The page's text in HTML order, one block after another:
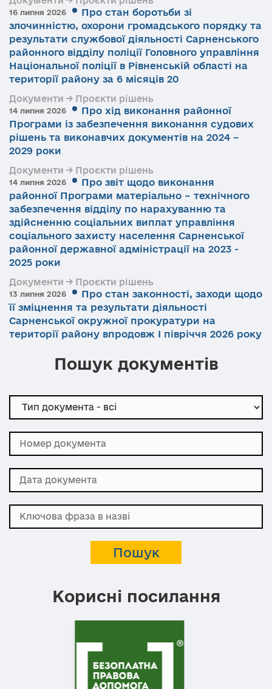
16 липня 2026
Про стан боротьби зі
злочинністю, охорони громадського порядку та
результати службової діяльності Сарненського
районного відділу поліції Головного управління
Національної поліції в Рівненській області на
території району за 6 місяців 20
Документи → Проєкти рішень
14 липня 2026
Про хід виконання районної
Програми із забезпечення виконання судових
рішень та виконавчих документів на 2024 –
2029 роки
Документи → Проєкти рішень
14 липня 2026
Про звіт щодо виконання
районної Програми матеріально – технічного
забезпечення відділу по нарахуванню та
здійсненню соціальних виплат управління
соціального захисту населення Сарненської
районної державної адміністрації на 2023 -
2025 роки
Документи → Проєкти рішень
13 липня 2026
Про стан законності, заходи щодо
її зміцнення та результати діяльності
Сарненської окружної прокуратури на
території району впродовж І півріччя 2026 року
Пошук документів
Корисні посилання